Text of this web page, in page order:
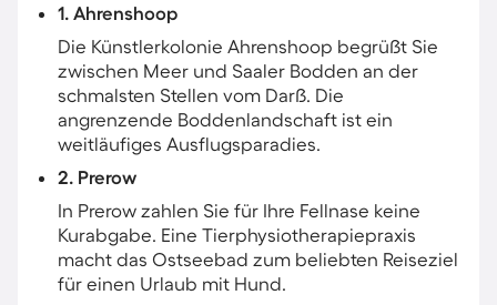
1. Ahrenshoop
Die Künstlerkolonie Ahrenshoop begrüßt Sie
zwischen Meer und Saaler Bodden an der
schmalsten Stellen vom Darß. Die
angrenzende Boddenlandschaft ist ein
weitläufiges Ausflugsparadies.
2. Prerow
In Prerow zahlen Sie für Ihre Fellnase keine
Kurabgabe. Eine Tierphysiotherapiepraxis
macht das Ostseebad zum beliebten Reiseziel
für einen Urlaub mit Hund.